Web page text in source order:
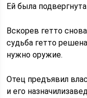
Ей была
Вскорев гетто
судьба гетто
нужно оружие.
Отец предъявил
и его